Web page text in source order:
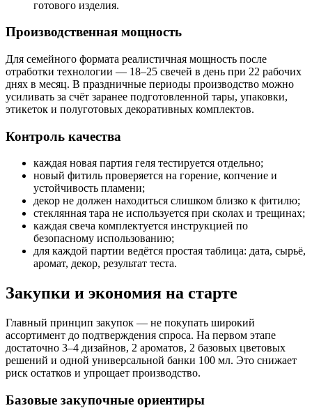
готового изделия.
Производственная мощность
Для семейного формата реалистичная мощность после
отработки технологии — 18–25 свечей в день при 22 рабочих
днях в месяц. В праздничные периоды производство можно
усиливать за счёт заранее подготовленной тары, упаковки,
этикеток и полуготовых декоративных комплектов.
Контроль качества
каждая новая партия геля тестируется отдельно;
новый фитиль проверяется на горение, копчение и
устойчивость пламени;
декор не должен находиться слишком близко к фитилю;
стеклянная тара не используется при сколах и трещинах;
каждая свеча комплектуется инструкцией по
безопасному использованию;
для каждой партии ведётся простая таблица: дата, сырьё,
аромат, декор, результат теста.
Закупки и экономия на старте
Главный принцип закупок — не покупать широкий
ассортимент до подтверждения спроса. На первом этапе
достаточно 3–4 дизайнов, 2 ароматов, 2 базовых цветовых
решений и одной универсальной банки 100 мл. Это снижает
риск остатков и упрощает производство.
Базовые закупочные ориентиры